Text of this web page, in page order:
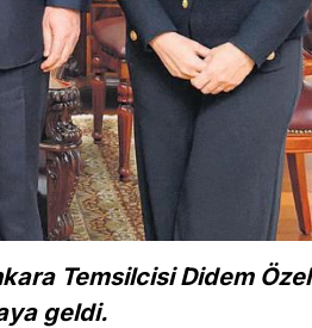
Temsilcisi Didem Özel
geldi.